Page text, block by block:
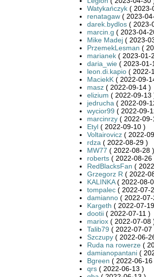
Watykańczyk( 2023-
renatagaw( 2023-
darek.bydlos( 2023-
marcin.g ( 2023-04-
Mike Madej( 2023-
PrzemekLesman (
marianek( 2023-01-
daria_wie( 2023-01-
leon.di.kapio( 2022-
MaciekK( 2022-09-
masz( 2022-09-14 )
elizium ( 2022-09-13
jedrucha ( 2022-09-
wycior99 ( 2022-09-
marcinrzy( 2022-09-
Etyl( 2022-09-10 )
Voltairovicz( 2022-
rdza ( 2022-08-29 )
MW77 ( 2022-08-28 )
roberts( 2022-08-26
RedBlacksFan (
Grzegorz R ( 2022-
KALINKA( 2022-08-
tompalec( 2022-07-
damianno( 2022-07-
Kargeth ( 2022-07-
dootii( 2022-07-11 )
mariox( 2022-07-08
Talib79 ( 2022-07-07
Szczupy( 2022-06-
Ruda na rowerze(
damianopantani(
Bgreen ( 2022-06-16
qrs( 2022-06-13 )